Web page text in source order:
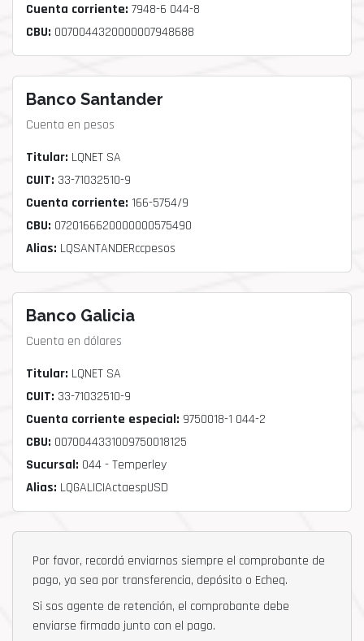
Cuenta corriente: 7948-6 044-8
CBU: 0070044320000007948688
Banco Santander
Cuenta en pesos
Titular: LQNET SA
CUIT: 33-71032510-9
Cuenta corriente: 166-5754/9
CBU: 0720166620000000575490
Alias: LQSANTANDERccpesos
Banco Galicia
Cuenta en dólares
Titular: LQNET SA
CUIT: 33-71032510-9
Cuenta corriente especial: 9750018-1 044-2
CBU: 0070044331009750018125
Sucursal: 044 - Temperley
Alias: LQGALICIActaespUSD
Por favor, recordá enviarnos siempre el comprobante de
pago, ya sea por transferencia, depósito o Echeq.
Si sos agente de retención, el comprobante debe
enviarse firmado junto con el pago.